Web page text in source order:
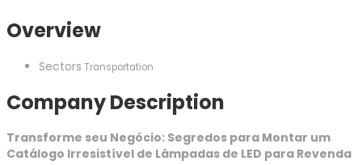
Overview
Sectors Transportation
Company Description
Transforme seu Negócio: Segredos para Montar um
Catálogo Irresistível de Lâmpadas de LED para Revenda